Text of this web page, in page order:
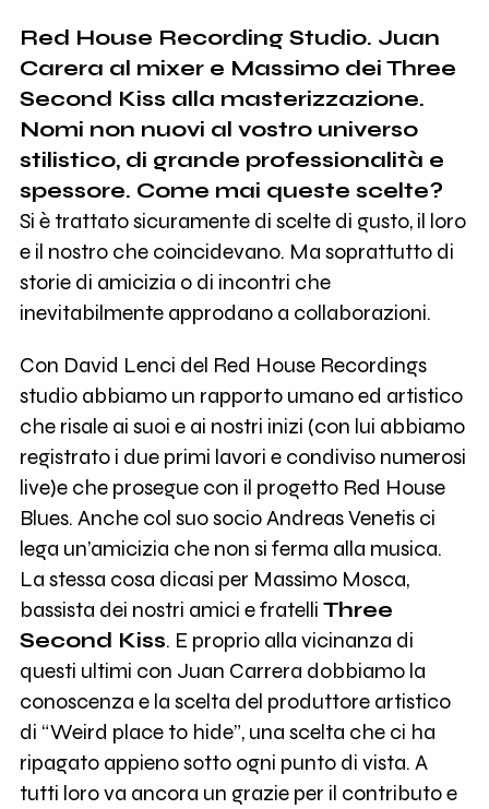
Red House Recording Studio. Juan
Carera al mixer e Massimo dei Three
Second Kiss alla masterizzazione.
Nomi non nuovi al vostro universo
stilistico, di grande professionalità e
spessore. Come mai queste scelte?
Si è trattato sicuramente di scelte di gusto, il loro
e il nostro che coincidevano. Ma soprattutto di
storie di amicizia o di incontri che
inevitabilmente approdano a collaborazioni.
Con David Lenci del Red House Recordings
studio abbiamo un rapporto umano ed artistico
che risale ai suoi e ai nostri inizi (con lui abbiamo
registrato i due primi lavori e condiviso numerosi
live)e che prosegue con il progetto Red House
Blues. Anche col suo socio Andreas Venetis ci
lega un’amicizia che non si ferma alla musica.
La stessa cosa dicasi per Massimo Mosca,
bassista dei nostri amici e fratelli Three
Second Kiss. E proprio alla vicinanza di
questi ultimi con Juan Carrera dobbiamo la
conoscenza e la scelta del produttore artistico
di “Weird place to hide”, una scelta che ci ha
ripagato appieno sotto ogni punto di vista. A
tutti loro va ancora un grazie per il contributo e